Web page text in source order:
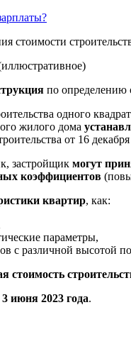
по определению
одного
жилого дома
от 16
застройщик могут
коэффициентов
квартир, как:
параметры,
с различной высотой
стоимость
3 июня 2023 года.